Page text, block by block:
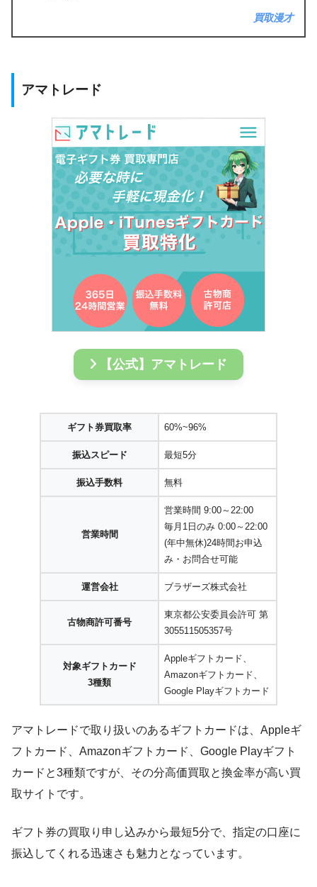
買取漫才
アマトレード
【公式】アマトレード
ギフト券買取率 60%~96%
振込スピード 最短5分
振込手数料 無料
営業時間
営業時間 9:00～22:00
毎月1日のみ 0:00～22:00
(年中無休)24時間お申込
み・お問合せ可能
運営会社 ブラザーズ株式会社
古物商許可番号
東京都公安委員会許可 第
305511505357号
対象ギフトカード
3種類
Appleギフトカード、
Amazonギフトカード、
Google Playギフトカード
アマトレードで取り扱いのあるギフトカードは、Appleギ
フトカード、Amazonギフトカード、Google Playギフト
カードと3種類ですが、その分高価買取と換金率が高い買
取サイトです。
ギフト券の買取り申し込みから最短5分で、指定の口座に
振込してくれる迅速さも魅力となっています。